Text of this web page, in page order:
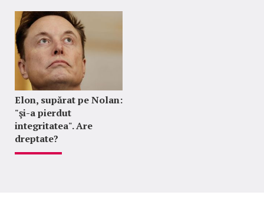
Elon, supărat pe Nolan:
"şi-a pierdut
integritatea". Are
dreptate?